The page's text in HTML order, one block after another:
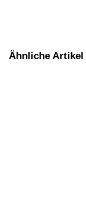
Ähnliche Artikel